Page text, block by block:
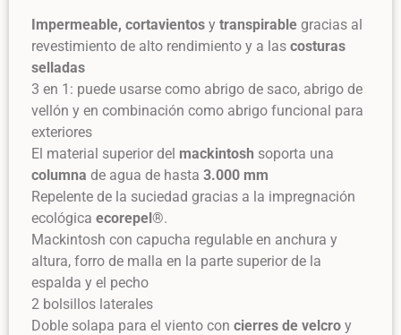
Impermeable, cortavientos y transpirable gracias al
revestimiento de alto rendimiento y a las costuras
selladas
3 en 1: puede usarse como abrigo de saco, abrigo de
vellón y en combinación como abrigo funcional para
exteriores
El material superior del mackintosh soporta una
columna de agua de hasta 3.000 mm
Repelente de la suciedad gracias a la impregnación
ecológica ecorepel®.
Mackintosh con capucha regulable en anchura y
altura, forro de malla en la parte superior de la
espalda y el pecho
2 bolsillos laterales
Doble solapa para el viento con cierres de velcro y